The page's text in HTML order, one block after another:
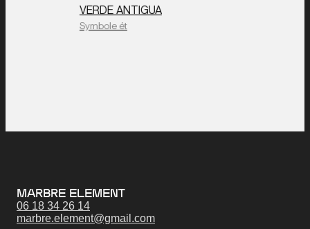
VERDE ANTIGUA
Symbole ét
MARBRE ELEMENT
06 18 34 26 14
marbre.element@gmail.com